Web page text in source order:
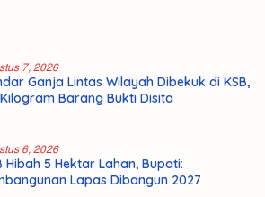
7, 2026
Ganja Lintas Wilayah Dibekuk di KSB,
Barang Bukti Disita
6, 2026
Hibah 5 Hektar Lahan, Bupati:
Lapas Dibangun 2027